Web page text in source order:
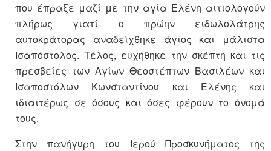
που έπραξε μαζί με την αγία Ελένη αιτιολογούν
πλήρως γιατί ο πρώην ειδωλολάτρης
αυτοκράτορας αναδείχθηκε άγιος και μάλιστα
Ισαπόστολος. Τέλος, ευχήθηκε την σκέπτη και τις
πρεσβείες των Αγίων Θεοστέπτων Βασιλέων και
Ισαποστόλων Κωνσταντίνου και Ελένης και
ιδιαιτέρως σε όσους και όσες φέρουν το όνομά
τους.
Στην πανήγυρη του Ιερού Προσκυνήματος της